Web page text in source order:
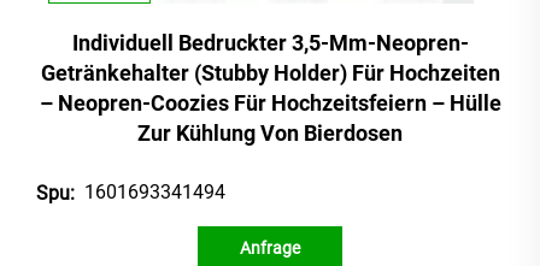
Individuell Bedruckter 3,5-Mm-Neopren-
Getränkehalter (Stubby Holder) Für Hochzeiten
– Neopren-Coozies Für Hochzeitsfeiern – Hülle
Zur Kühlung Von Bierdosen
Spu: 1601693341494
Anfrage